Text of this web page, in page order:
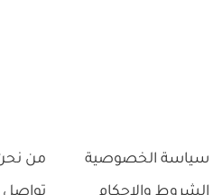
سياسة الخصوصية
من